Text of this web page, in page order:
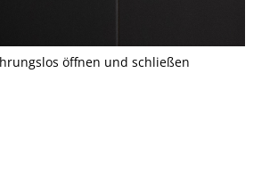
öffnen und schließen